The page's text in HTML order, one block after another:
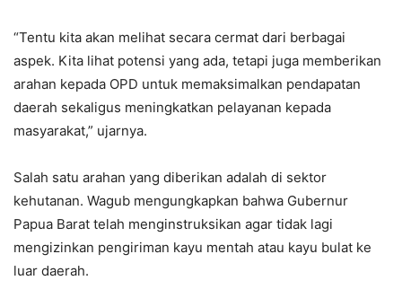
“Tentu kita akan melihat secara cermat dari berbagai
aspek. Kita lihat potensi yang ada, tetapi juga memberikan
arahan kepada OPD untuk memaksimalkan pendapatan
daerah sekaligus meningkatkan pelayanan kepada
masyarakat,” ujarnya.
Salah satu arahan yang diberikan adalah di sektor
kehutanan. Wagub mengungkapkan bahwa Gubernur
Papua Barat telah menginstruksikan agar tidak lagi
mengizinkan pengiriman kayu mentah atau kayu bulat ke
luar daerah.